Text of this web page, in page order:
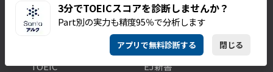
3分でTOEICスコアを診断しませんか？
Part別の実力も精度95％で分析します
アプリで無料診断する 閉じる
CATEGORIES
TOEIC
SERIES & BOOKS
連載一覧
EJ新書